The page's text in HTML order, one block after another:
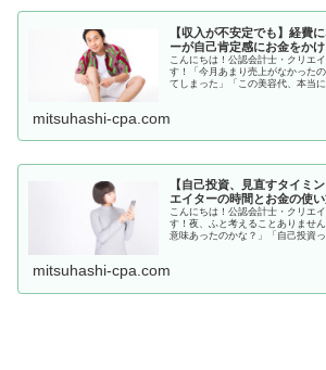
【収入が不安定でも】経費
ーが自己肯定感にお金をか
こんにちは！公認会計士・クリエ
す！「今月あまり売上がなかった
てしまった」「この美容代、本当
mitsuhashi-cpa.com
【自己投資、見直すタイミ
エイターの時間とお金の使
こんにちは！公認会計士・クリエ
す！夜、ふと考えることありませ
意味あったのかな？」「自己投資
mitsuhashi-cpa.com